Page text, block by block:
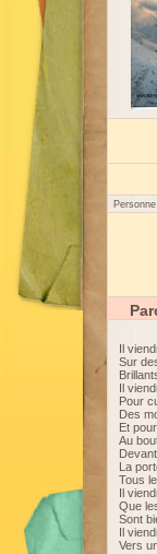
Il
Sur
Il
Pour
Des
Et
Au
La
Tous
Il
Que
Sont
Il
Vers